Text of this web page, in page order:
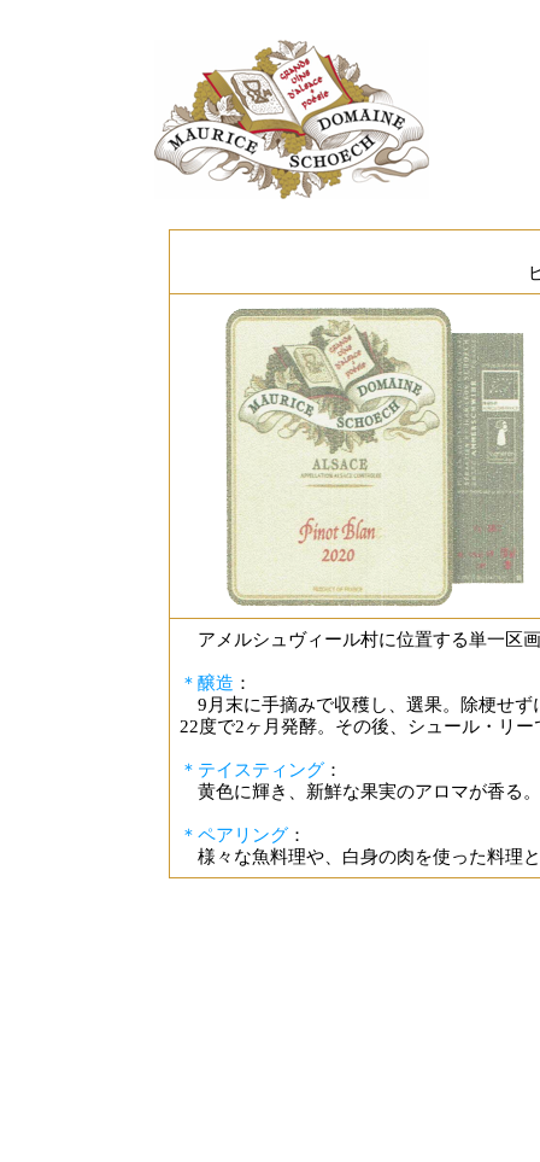
アメルシュヴィール村に位置する単一区
＊醸造 ：
9月末に手摘みで収穫し、選果。除梗せず
22度で2ヶ月発酵。その後、シュール・リー
＊テイスティング ：
黄色に輝き、新鮮な果実のアロマが香る
＊ペアリング ：
様々な魚料理や、白身の肉を使った料理